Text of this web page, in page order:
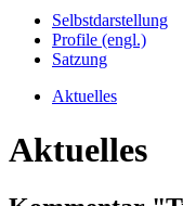
Selbstdarstellung
Profile (engl.)
Satzung
Aktuelles
Aktuelles